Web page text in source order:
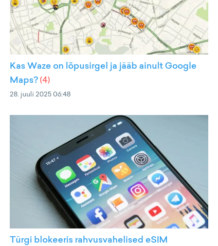
Kas Waze on lõpusirgel ja jääb ainult Google
Maps?(4)
28. juuli 2025 06:48
Türgi blokeeris rahvusvahelised eSIM